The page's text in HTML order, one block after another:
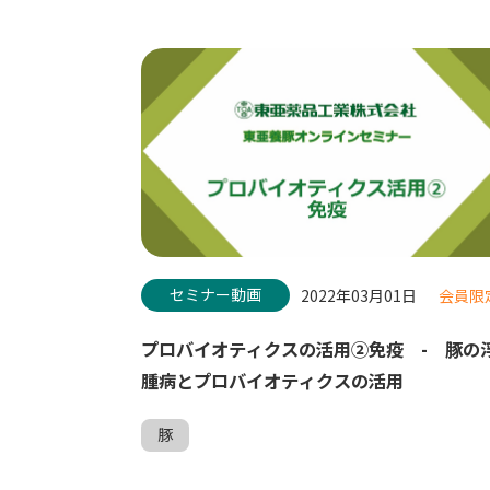
セミナー動画 2022年03月01日 会員限
プロバイオティクスの活用②免疫 - 豚の
腫病とプロバイオティクスの活用
豚